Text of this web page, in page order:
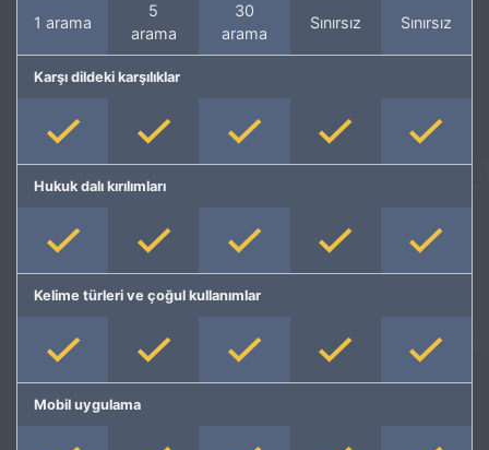
1 arama
5
arama
30
arama
Sınırsız Sınırsız
Karşı dildeki karşılıklar
Hukuk dalı kırılımları
Kelime türleri ve çoğul kullanımlar
Mobil uygulama